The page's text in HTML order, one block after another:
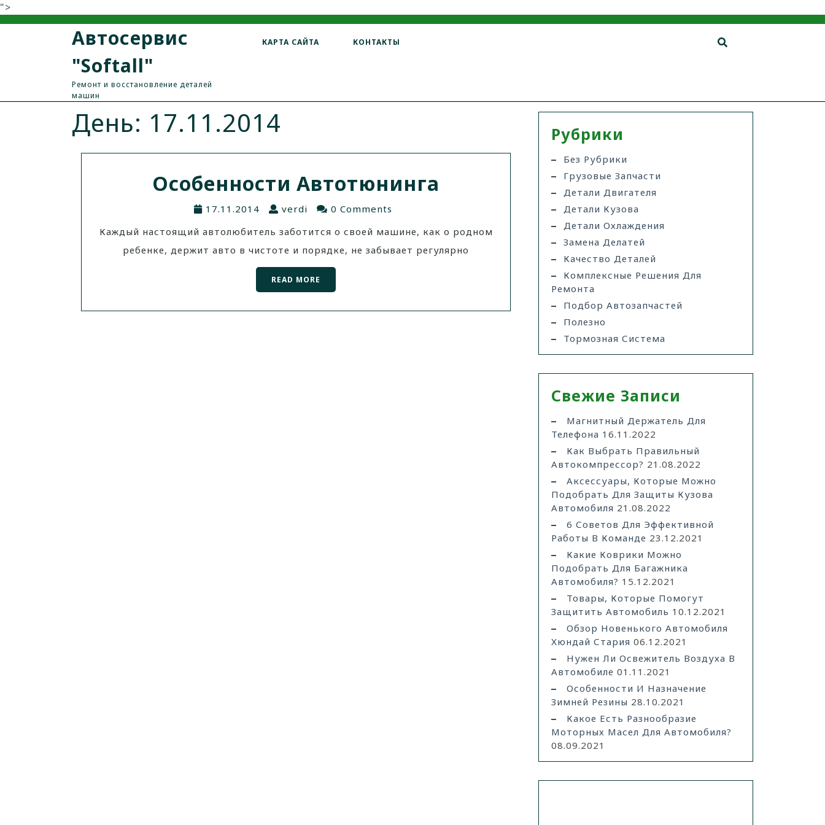
">
Автосервис
"Softall"
Ремонт и восстановление деталей
машин
КАРТА САЙТА КОНТАКТЫ
День: 17.11.2014
Особенности Автотюнинга
17.11.2014 verdi
0 Comments
Каждый настоящий автолюбитель заботится о своей машине, как о родном
ребенке, держит авто в чистоте и порядке, не забывает регулярно
READ MORE
Рубрики
Без Рубрики
Грузовые Запчасти
Детали Двигателя
Детали Кузова
Детали Охлаждения
Замена Делатей
Качество Деталей
Комплексные Решения Для
Ремонта
Подбор Автозапчастей
Полезно
Тормозная Система
Свежие Записи
Магнитный Держатель Для
Телефона 16.11.2022
Как Выбрать Правильный
Автокомпрессор? 21.08.2022
Аксессуары, Которые Можно
Подобрать Для Защиты Кузова
Автомобиля 21.08.2022
6 Советов Для Эффективной
Работы В Команде 23.12.2021
Какие Коврики Можно
Подобрать Для Багажника
Автомобиля? 15.12.2021
Товары, Которые Помогут
Защитить Автомобиль 10.12.2021
Обзор Новенького Автомобиля
Хюндай Стария 06.12.2021
Нужен Ли Освежитель Воздуха В
Автомобиле 01.11.2021
Особенности И Назначение
Зимней Резины 28.10.2021
Какое Есть Разнообразие
Моторных Масел Для Автомобиля?
08.09.2021